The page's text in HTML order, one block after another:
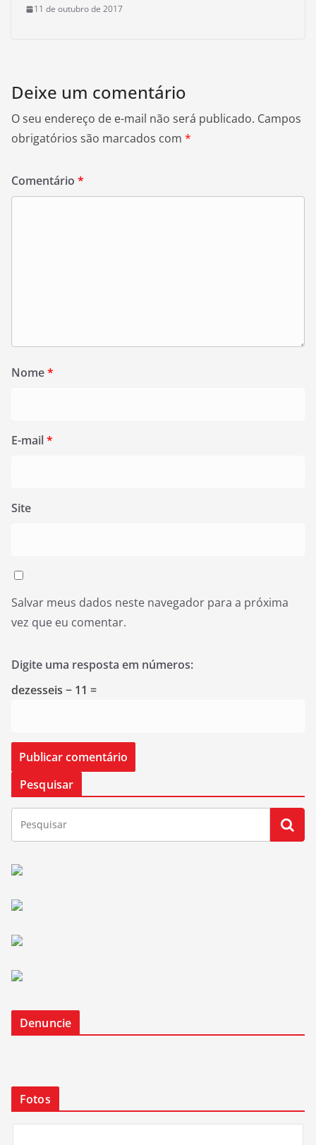
11 de outubro de 2017
Deixe um comentário
O seu endereço de e-mail não será publicado. Campos
obrigatórios são marcados com *
Comentário *
Nome*
E-mail*
Site
Salvar meus dados neste navegador para a próxima
vez que eu comentar.
Digite uma resposta em números:
dezesseis − 11 =
Pesquisar
Denuncie
Fotos